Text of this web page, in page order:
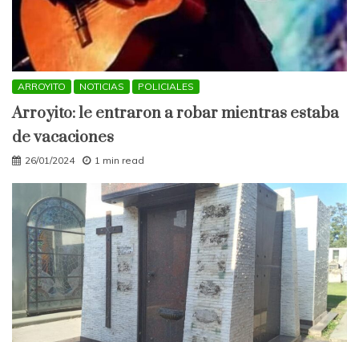
ARROYITO NOTICIAS POLICIALES
Arroyito: le entraron a robar mientras estaba
de vacaciones
26/01/2024 1 min read